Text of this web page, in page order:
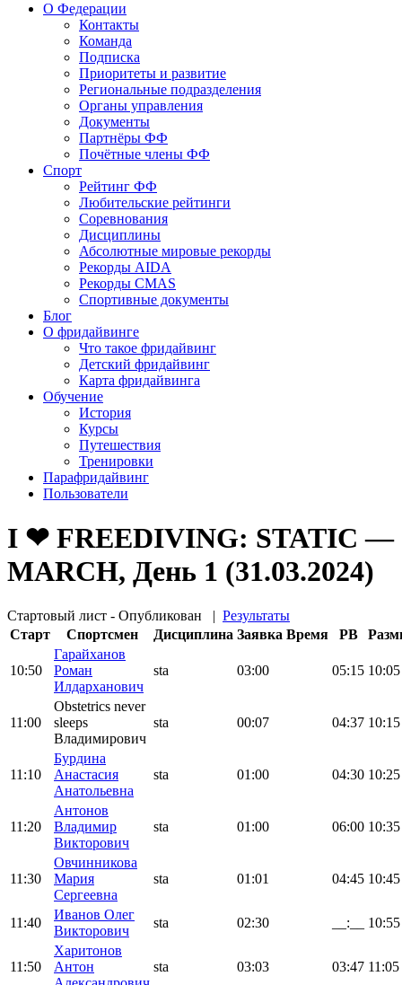
О Федерации
Контакты
Команда
Подписка
Приоритеты и развитие
Региональные подразделения
Органы управления
Документы
Партнёры ФФ
Почётные члены ФФ
Спорт
Рейтинг ФФ
Любительские рейтинги
Соревнования
Дисциплины
Абсолютные мировые рекорды
Рекорды AIDA
Рекорды CMAS
Спортивные документы
Блог
О фридайвинге
Что такое фридайвинг
Детский фридайвинг
Карта фридайвинга
Обучение
История
Курсы
Путешествия
Тренировки
Парафридайвинг
Пользователи
I ❤ FREEDIVING: STATIC —
MARCH, День 1 (31.03.2024)
Стартовый лист - Опубликован | Результаты
Старт
Спортсмен Дисциплина Заявка Время PB
10:50
Гарайханов
Роман
Илдарханович
sta 03:00 05:15 10:05
11:00
Obstetrics never
sleeps
Владимирович
sta 00:07 04:37 10:15
11:10
Бурдина
Анастасия
Анатольевна
sta 01:00 04:30 10:25
11:20
Антонов
Владимир
Викторович
sta 01:00 06:00 10:35
11:30
Овчинникова
Мария
Сергеевна
sta 01:01 04:45 10:45
11:40
Иванов Олег
Викторович
sta 02:30 __:__ 10:55
11:50
Харитонов
Антон
sta 03:03 03:47 11:05